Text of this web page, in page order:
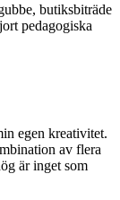
butiksbiträde
pedagogiska
egen kreativitet.
av flera
är inget som